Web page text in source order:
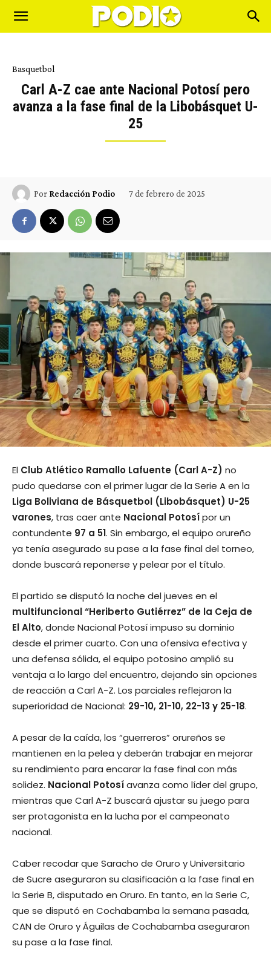
Basquetbol
Carl A-Z cae ante Nacional Potosí pero
avanza a la fase final de la Libobásquet U-
25
Por Redacción Podio 7 de febrero de 2025
El Club Atlético Ramallo Lafuente (Carl A-Z) no
pudo quedarse con el primer lugar de la Serie A en la
Liga Boliviana de Básquetbol (Libobásquet) U-25
varones, tras caer ante Nacional Potosípor un
contundente 97 a 51. Sin embargo, el equipo orureño
ya tenía asegurado su pase a la fase final del torneo,
donde buscará reponerse y pelear por el título.
El partido se disputó la noche del jueves en el
multifuncional “Heriberto Gutiérrez” de la Ceja de
El Alto, donde Nacional Potosí impuso su dominio
desde el primer cuarto. Con una ofensiva efectiva y
una defensa sólida, el equipo potosino amplió su
ventaja a lo largo del encuentro, dejando sin opciones
de reacción a Carl A-Z. Los parciales reflejaron la
superioridad de Nacional: 29-10, 21-10, 22-13 y 25-18.
A pesar de la caída, los “guerreros” orureños se
mantienen en la pelea y deberán trabajar en mejorar
su rendimiento para encarar la fase final con más
solidez. Nacional Potosíavanza como líder del grupo,
mientras que Carl A-Z buscará ajustar su juego para
ser protagonista en la lucha por el campeonato
nacional.
Caber recodar que Saracho de Oruro y Universitario
de Sucre aseguraron su clasificación a la fase final en
la Serie B, disputado en Oruro. En tanto, en la Serie C,
que se disputó en Cochabamba la semana pasada,
CAN de Oruro y Águilas de Cochabamba aseguraron
su pase a la fase final.